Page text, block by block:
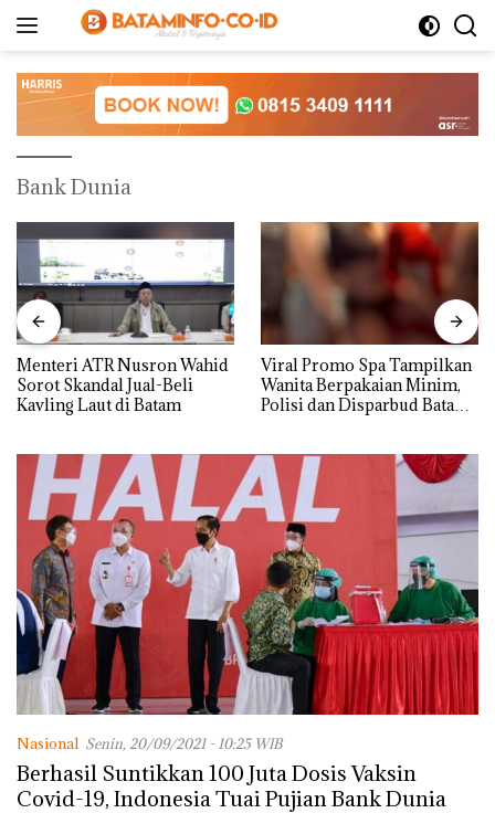
Bank Dunia
Menteri ATR Nusron Wahid
Sorot Skandal Jual-Beli
Kavling Laut di Batam
Viral Promo Spa Tampilkan
Wanita Berpakaian Minim,
Polisi dan Disparbud Batam
Nasional Senin, 20/09/2021 - 10:25 WIB
Berhasil Suntikkan 100 Juta Dosis Vaksin
Covid-19, Indonesia Tuai Pujian Bank Dunia